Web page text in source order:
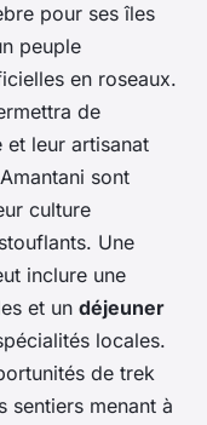
pour ses îles
peuple
en roseaux.
de
leur artisanat
sont
culture
Une
inclure une
et un déjeuner
locales.
de trek
sentiers menant à